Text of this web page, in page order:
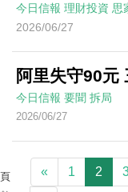
今日信報 理財投資 思
2026/06/27
阿里失守90元
今日信報 要聞 拆局
2026/06/27
頁
« 1 2